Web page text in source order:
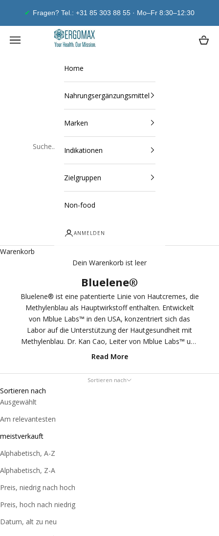
Fragen? Tel.: +31 85 303 88 55 · Mo–Fr 8:30–12:30
Ergomax
Navigationsmenü öffnen
Home
Nahrungsergänzungsmittel
Marken
Indikationen
Zielgruppen
Non-food
ANMELDEN
Warenkorb
Dein Warenkorb ist leer
Bluelene®
Bluelene® ist eine patentierte Linie von Hautcremes, die
Methylenblau als Hauptwirkstoff enthalten. Entwickelt
von Mblue Labs™ in den USA, konzentriert sich das
Labor auf die Unterstützung der Hautgesundheit mit
Methylenblau. Dr. Kan Cao, Leiter von Mblue Labs™ und
Experte in der Alterungsforschung, entdeckte die Anti-
entwickelte die Bluelene®-Linie.
Read More
Sortieren nach
Sortieren nach
Ausgewählt
Am relevantesten
meistverkauft
Alphabetisch, A-Z
Alphabetisch, Z-A
Preis, niedrig nach hoch
Preis, hoch nach niedrig
Datum, alt zu neu